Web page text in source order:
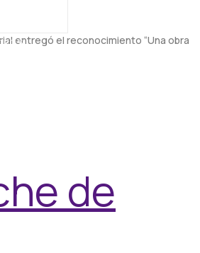
entregó el reconocimiento “Una obra
de